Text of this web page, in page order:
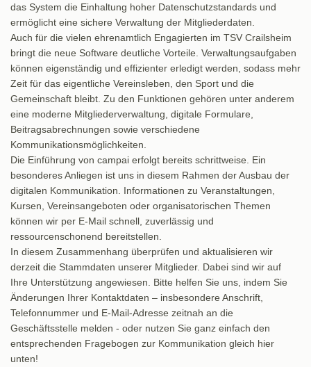
das System die Einhaltung hoher Datenschutzstandards und
ermöglicht eine sichere Verwaltung der Mitgliederdaten.
Auch für die vielen ehrenamtlich Engagierten im TSV Crailsheim
bringt die neue Software deutliche Vorteile. Verwaltungsaufgaben
können eigenständig und effizienter erledigt werden, sodass mehr
Zeit für das eigentliche Vereinsleben, den Sport und die
Gemeinschaft bleibt. Zu den Funktionen gehören unter anderem
eine moderne Mitgliederverwaltung, digitale Formulare,
Beitragsabrechnungen sowie verschiedene
Kommunikationsmöglichkeiten.
Die Einführung von campai erfolgt bereits schrittweise. Ein
besonderes Anliegen ist uns in diesem Rahmen der Ausbau der
digitalen Kommunikation. Informationen zu Veranstaltungen,
Kursen, Vereinsangeboten oder organisatorischen Themen
können wir per E-Mail schnell, zuverlässig und
ressourcenschonend bereitstellen.
In diesem Zusammenhang überprüfen und aktualisieren wir
derzeit die Stammdaten unserer Mitglieder. Dabei sind wir auf
Ihre Unterstützung angewiesen. Bitte helfen Sie uns, indem Sie
Änderungen Ihrer Kontaktdaten – insbesondere Anschrift,
Telefonnummer und E-Mail-Adresse zeitnah an die
Geschäftsstelle melden - oder nutzen Sie ganz einfach den
entsprechenden Fragebogen zur Kommunikation gleich hier
unten!